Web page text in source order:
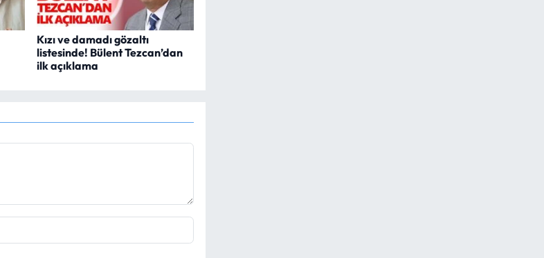
Kızı ve damadı gözaltı
listesinde! Bülent Tezcan’dan
ilk açıklama